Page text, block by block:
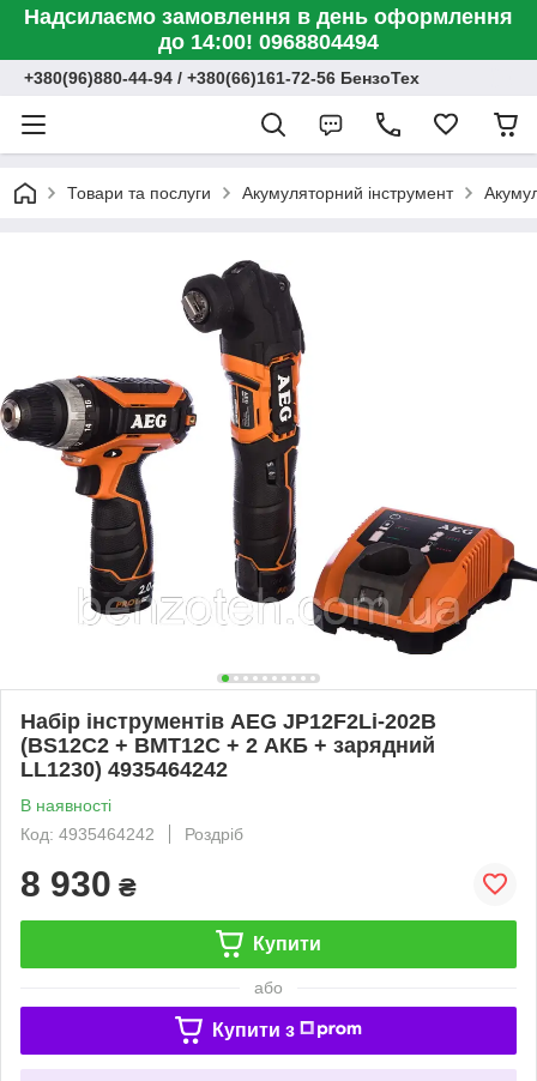
Надсилаємо замовлення в день оформлення
до 14:00! 0968804494
+380(96)880-44-94 / +380(66)161-72-56 БензоТех
Товари та послуги Акумуляторний інструмент
Набір інструментів AEG JP12F2Li-202B
(BS12C2 + BMT12C + 2 АКБ + зарядний
LL1230) 4935464242
В наявності
Код: 4935464242
Роздріб
8 930 ₴
Купити
або
Купити з